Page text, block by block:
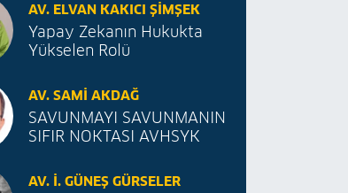
AV. ELVAN KAKICI ŞIMŞEK
Yapay Zekanın Hukukta
Yükselen Rolü
AV. SAMI AKDAĞ
SAVUNMAYI SAVUNMANIN
SIFIR NOKTASI AVHSYK
AV. İ. GÜNEŞ GÜRSELER